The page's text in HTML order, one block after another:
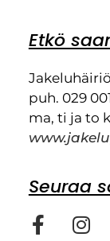
Etkö
puh. 029
ma, ti ja to
Seuraa